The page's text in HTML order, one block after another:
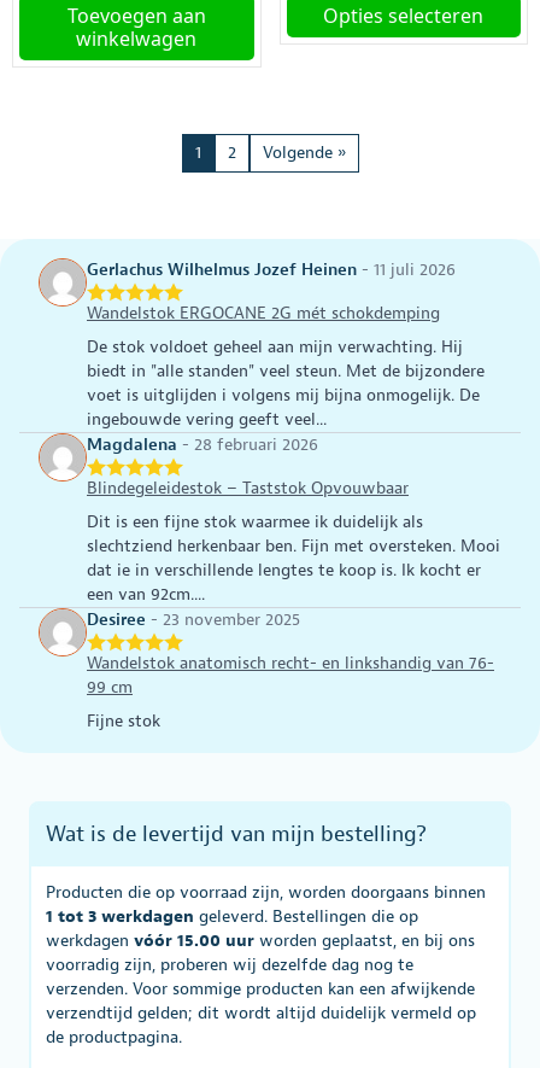
Toevoegen aan
winkelwagen
Opties selecteren
Dit
variaties.
Deze
gekozen
worden
de
productpagina
1 2 Volgende »
Gerlachus Wilhelmus Jozef Heinen - 11 juli 2026
Wandelstok ERGOCANE 2G mét schokdemping
De stok voldoet geheel aan mijn verwachting. Hij
biedt in "alle standen" veel steun. Met de bijzondere
voet is uitglijden i volgens mij bijna onmogelijk. De
ingebouwde vering geeft veel...
Magdalena - 28 februari 2026
Blindegeleidestok – Taststok Opvouwbaar
Dit is een fijne stok waarmee ik duidelijk als
slechtziend herkenbaar ben. Fijn met oversteken. Mooi
dat ie in verschillende lengtes te koop is. Ik kocht er
een van 92cm....
Desiree - 23 november 2025
Wandelstok anatomisch recht- en linkshandig van 76-
99 cm
Fijne stok
Wat is de levertijd van mijn bestelling?
Producten die op voorraad zijn, worden doorgaans binnen
1 tot 3 werkdagen geleverd. Bestellingen die op
werkdagen vóór 15.00 uur worden geplaatst, en bij ons
voorradig zijn, proberen wij dezelfde dag nog te
verzenden. Voor sommige producten kan een afwijkende
verzendtijd gelden; dit wordt altijd duidelijk vermeld op
de productpagina.